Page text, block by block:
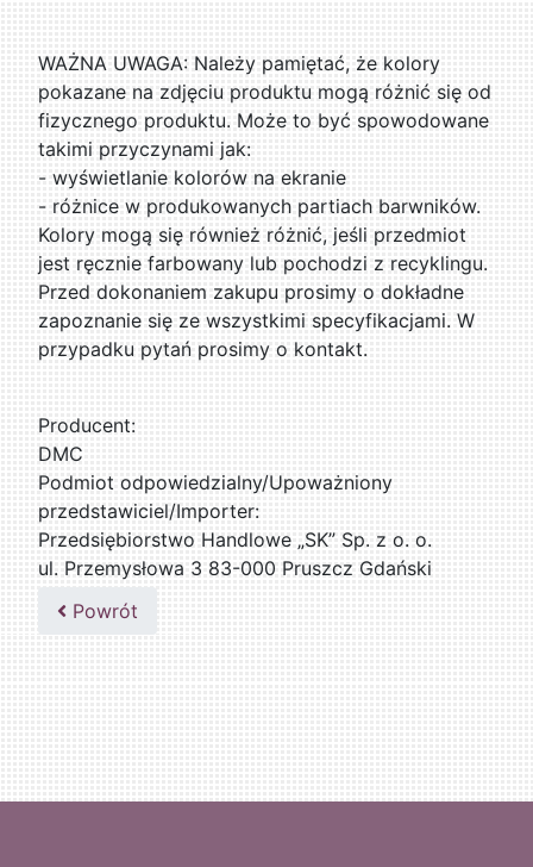
WAŻNA UWAGA: Należy pamiętać, że kolory
pokazane na zdjęciu produktu mogą różnić się od
fizycznego produktu. Może to być spowodowane
takimi przyczynami jak:
- wyświetlanie kolorów na ekranie
- różnice w produkowanych partiach barwników.
Kolory mogą się również różnić, jeśli przedmiot
jest ręcznie farbowany lub pochodzi z recyklingu.
Przed dokonaniem zakupu prosimy o dokładne
zapoznanie się ze wszystkimi specyfikacjami. W
przypadku pytań prosimy o kontakt.
Producent:
DMC
Podmiot odpowiedzialny/Upoważniony
przedstawiciel/Importer:
Przedsiębiorstwo Handlowe „SK” Sp. z o. o.
ul. Przemysłowa 3 83-000 Pruszcz Gdański
509076255
Powrót